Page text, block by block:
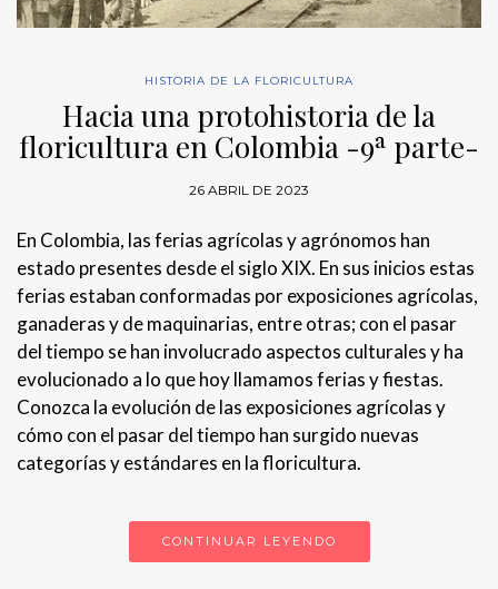
HISTORIA DE LA FLORICULTURA
Hacia una protohistoria de la
floricultura en Colombia -9ª parte-
26 ABRIL DE 2023
En Colombia, las ferias agrícolas y agrónomos han
estado presentes desde el siglo XIX. En sus inicios estas
ferias estaban conformadas por exposiciones agrícolas,
ganaderas y de maquinarias, entre otras; con el pasar
del tiempo se han involucrado aspectos culturales y ha
evolucionado a lo que hoy llamamos ferias y fiestas.
Conozca la evolución de las exposiciones agrícolas y
cómo con el pasar del tiempo han surgido nuevas
categorías y estándares en la floricultura.
CONTINUAR LEYENDO